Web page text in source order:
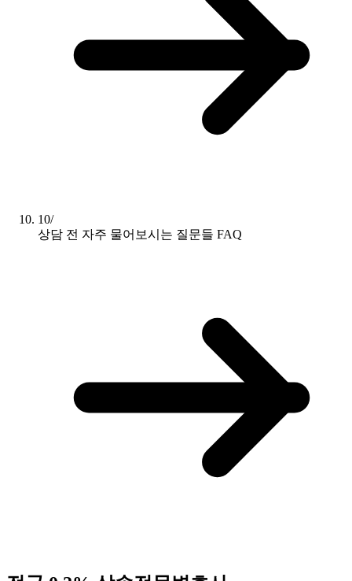
10/
상담 전 자주 물어보시는 질문들 FAQ